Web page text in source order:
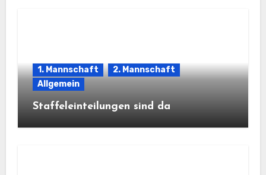
1. Mannschaft
2. Mannschaft
Allgemein
Staffeleinteilungen sind da